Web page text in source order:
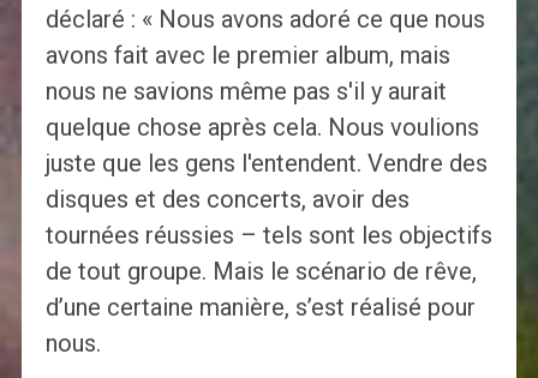
déclaré : « Nous avons adoré ce que nous
avons fait avec le premier album, mais
nous ne savions même pas s'il y aurait
quelque chose après cela. Nous voulions
juste que les gens l'entendent. Vendre des
disques et des concerts, avoir des
tournées réussies – tels sont les objectifs
de tout groupe. Mais le scénario de rêve,
d’une certaine manière, s’est réalisé pour
nous.